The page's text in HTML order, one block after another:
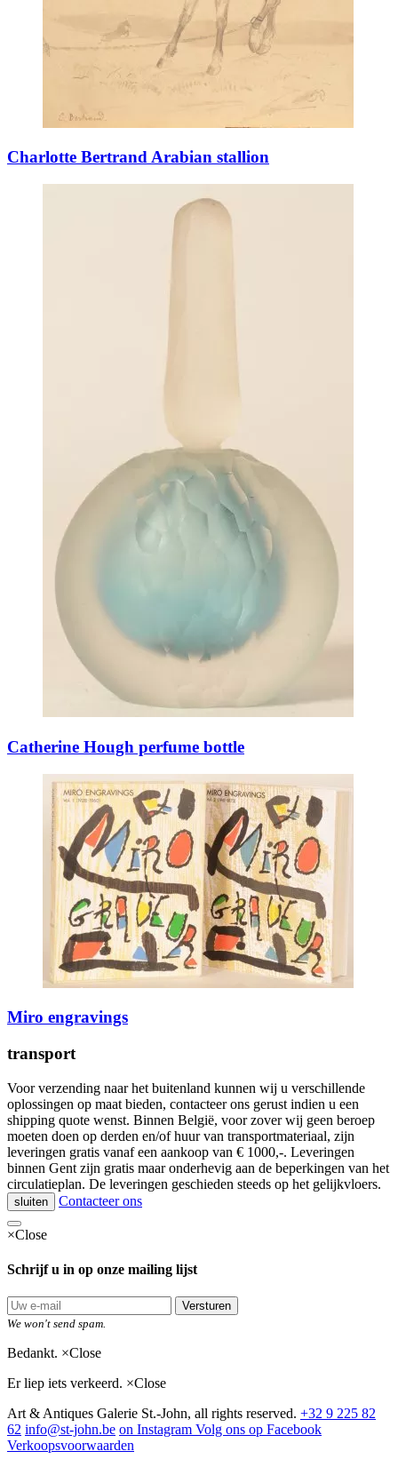
Charlotte Bertrand Arabian stallion
Catherine Hough perfume bottle
Miro engravings
transport
Voor verzending naar het buitenland kunnen wij u verschillende
oplossingen op maat bieden, contacteer ons gerust indien u een
shipping quote wenst. Binnen België, voor zover wij geen beroep
moeten doen op derden en/of huur van transportmateriaal, zijn
leveringen gratis vanaf een aankoop van € 1000,-. Leveringen
binnen Gent zijn gratis maar onderhevig aan de beperkingen van het
circulatieplan. De leveringen geschieden steeds op het gelijkvloers.
sluiten Contacteer ons
×Close
Schrijf u in op onze mailing lijst
Versturen
We won't send spam.
Bedankt. ×Close
Er liep iets verkeerd. ×Close
Art & Antiques Galerie St.-John, all rights reserved. +32 9 225 82
62 info@st-john.be on Instagram Volg ons op Facebook
Verkoopsvoorwaarden